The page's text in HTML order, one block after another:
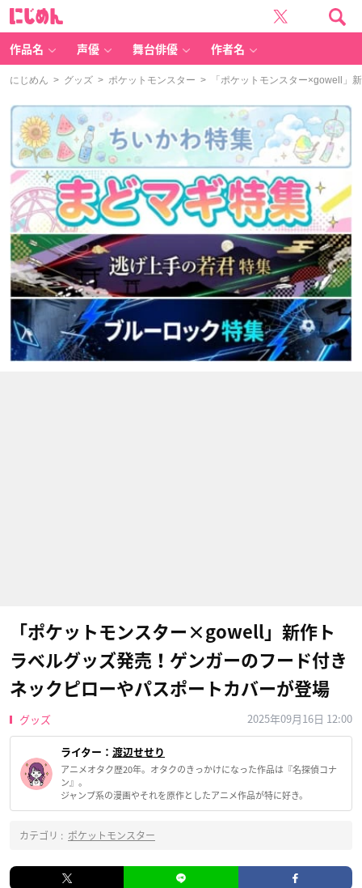
作品名 声優 舞台俳優 作者名
にじめん > グッズ > ポケットモンスター > 「ポケットモンスター×gowell」
「ポケットモンスター×gowell」新作ト
ラベルグッズ発売！ゲンガーのフード付き
ネックピローやパスポートカバーが登場
グッズ 2025年09月16日 12:00
ライター： 渡辺せせり
アニメオタク歴20年。オタクのきっかけになった作品は『名探偵コナ
ン』。
ジャンプ系の漫画やそれを原作としたアニメ作品が特に好き。
カテゴリ : ポケットモンスター